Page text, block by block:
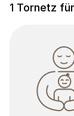
1 Tornetz